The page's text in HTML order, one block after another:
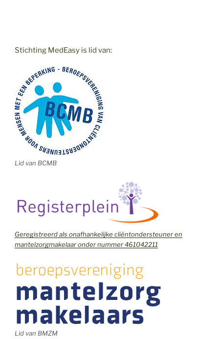
Stichting MedEasy is lid van:
Lid van BCMB
Geregistreerd als onafhankelijke cliëntondersteuner en
mantelzorgmakelaar onder nummer 461042211
Lid van BMZM